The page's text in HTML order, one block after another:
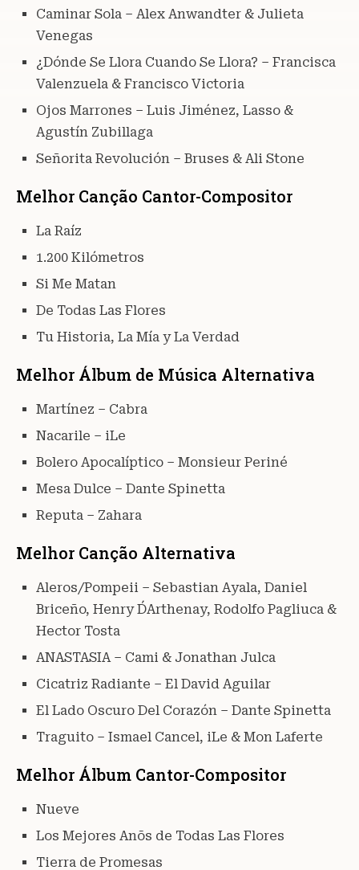
Caminar Sola – Alex Anwandter & Julieta
Venegas
¿Dónde Se Llora Cuando Se Llora? – Francisca
Valenzuela & Francisco Victoria
Ojos Marrones – Luis Jiménez, Lasso &
Agustín Zubillaga
Señorita Revolución – Bruses & Ali Stone
Melhor Canção Cantor-Compositor
La Raíz
1.200 Kilómetros
Si Me Matan
De Todas Las Flores
Tu Historia, La Mía y La Verdad
Melhor Álbum de Música Alternativa
Martínez – Cabra
Nacarile – iLe
Bolero Apocalíptico – Monsieur Periné
Mesa Dulce – Dante Spinetta
Reputa – Zahara
Melhor Canção Alternativa
Aleros/Pompeii – Sebastian Ayala, Daniel
Briceño, Henry D´Arthenay, Rodolfo Pagliuca &
Hector Tosta
ANASTASIA – Cami & Jonathan Julca
Cicatriz Radiante – El David Aguilar
El Lado Oscuro Del Corazón – Dante Spinetta
Traguito – Ismael Cancel, iLe & Mon Laferte
Melhor Álbum Cantor-Compositor
Nueve
Los Mejores Anõs de Todas Las Flores
Tierra de Promesas